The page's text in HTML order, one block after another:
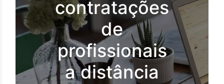
contratações
de
profissionais
a distância